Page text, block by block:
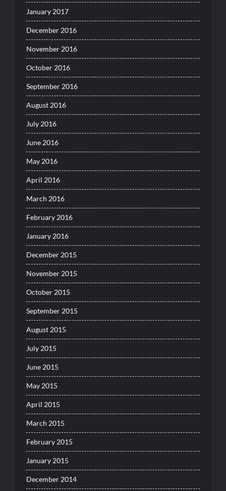
January 2017
December 2016
November 2016
October 2016
September 2016
August 2016
July 2016
June 2016
May 2016
April 2016
March 2016
February 2016
January 2016
December 2015
November 2015
October 2015
September 2015
August 2015
July 2015
June 2015
May 2015
April 2015
March 2015
February 2015
January 2015
December 2014